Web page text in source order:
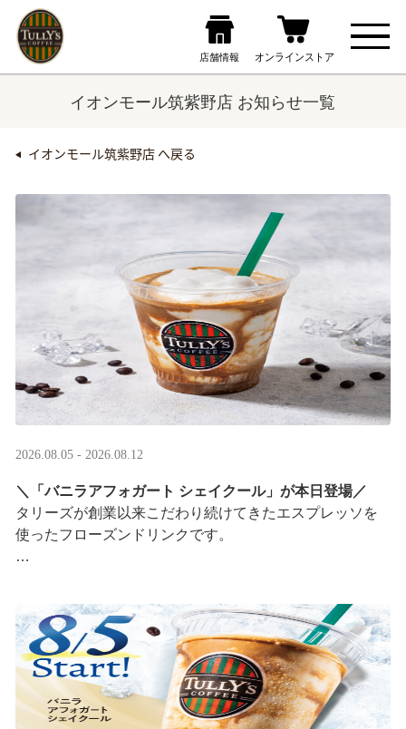
イオンモール筑紫野店 お知らせ一覧
イオンモール筑紫野店 へ戻る
2026.08.05 - 2026.08.12
＼「バニラアフォガート シェイクール」が本日登場／
タリーズが創業以来こだわり続けてきたエスプレッソを
使ったフローズンドリンクです。